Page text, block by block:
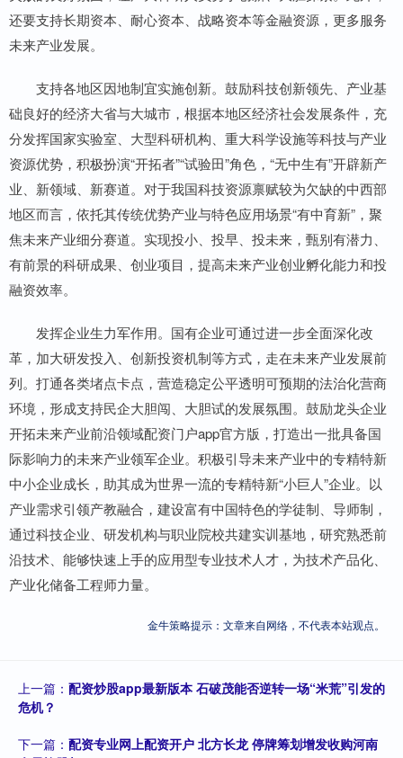
还要支持长期资本、耐心资本、战略资本等金融资源，更多服务
未来产业发展。
支持各地区因地制宜实施创新。鼓励科技创新领先、产业基
础良好的经济大省与大城市，根据本地区经济社会发展条件，充
分发挥国家实验室、大型科研机构、重大科学设施等科技与产业
资源优势，积极扮演“开拓者”“试验田”角色，“无中生有”开辟新产
业、新领域、新赛道。对于我国科技资源禀赋较为欠缺的中西部
地区而言，依托其传统优势产业与特色应用场景“有中育新”，聚
焦未来产业细分赛道。实现投小、投早、投未来，甄别有潜力、
有前景的科研成果、创业项目，提高未来产业创业孵化能力和投
融资效率。
发挥企业生力军作用。国有企业可通过进一步全面深化改
革，加大研发投入、创新投资机制等方式，走在未来产业发展前
列。打通各类堵点卡点，营造稳定公平透明可预期的法治化营商
环境，形成支持民企大胆闯、大胆试的发展氛围。鼓励龙头企业
开拓未来产业前沿领域配资门户app官方版，打造出一批具备国
际影响力的未来产业领军企业。积极引导未来产业中的专精特新
中小企业成长，助其成为世界一流的专精特新“小巨人”企业。以
产业需求引领产教融合，建设富有中国特色的学徒制、导师制，
通过科技企业、研发机构与职业院校共建实训基地，研究熟悉前
沿技术、能够快速上手的应用型专业技术人才，为技术产品化、
产业化储备工程师力量。
金牛策略提示：文章来自网络，不代表本站观点。
上一篇： 配资炒股app最新版本 石破茂能否逆转一场“米荒”引发的
危机？
下一篇： 配资专业网上配资开户 北方长龙 停牌筹划增发收购河南